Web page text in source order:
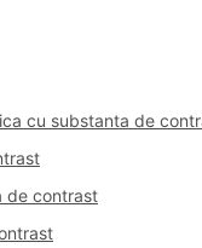
cu substanta de
de contrast